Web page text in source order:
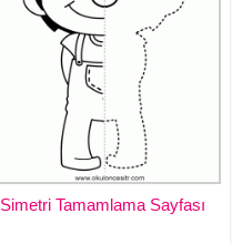
Simetri Tamamlama Sayfası